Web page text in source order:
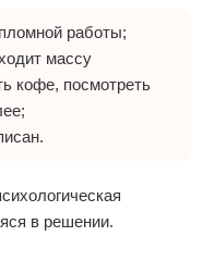
работы;
массу
кофе, посмотреть
в решении.